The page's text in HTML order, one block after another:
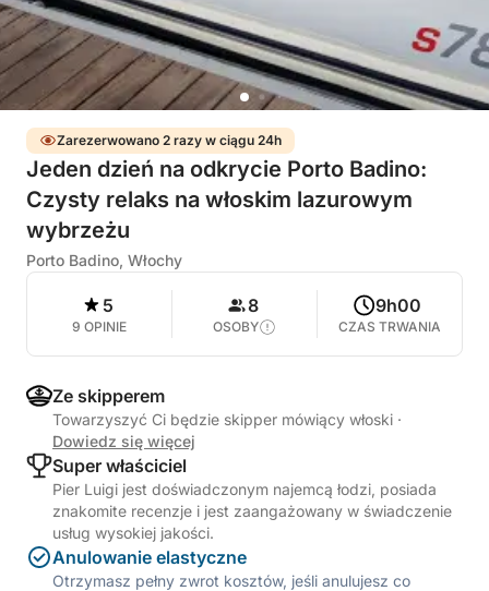
Zarezerwowano 2 razy w ciągu 24h
Jeden dzień na odkrycie Porto Badino:
Czysty relaks na włoskim lazurowym
wybrzeżu
Porto Badino, Włochy
5
9 OPINIE
8
OSOBY
9h00
CZAS TRWANIA
Ze skipperem
Towarzyszyć Ci będzie skipper mówiący włoski ·
Dowiedz się więcej
Super właściciel
Pier Luigi jest doświadczonym najemcą łodzi, posiada
znakomite recenzje i jest zaangażowany w świadczenie
usług wysokiej jakości.
Anulowanie elastyczne
Otrzymasz pełny zwrot kosztów, jeśli anulujesz co